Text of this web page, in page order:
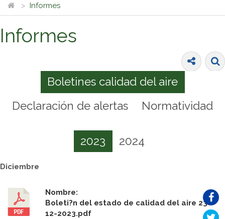
Informes
Informes
Boletines calidad del aire
Declaración de alertas
Normatividad
2023 2024
Diciembre
Nombre:
Boleti?n del estado de calidad del aire 23-
12-2023.pdf